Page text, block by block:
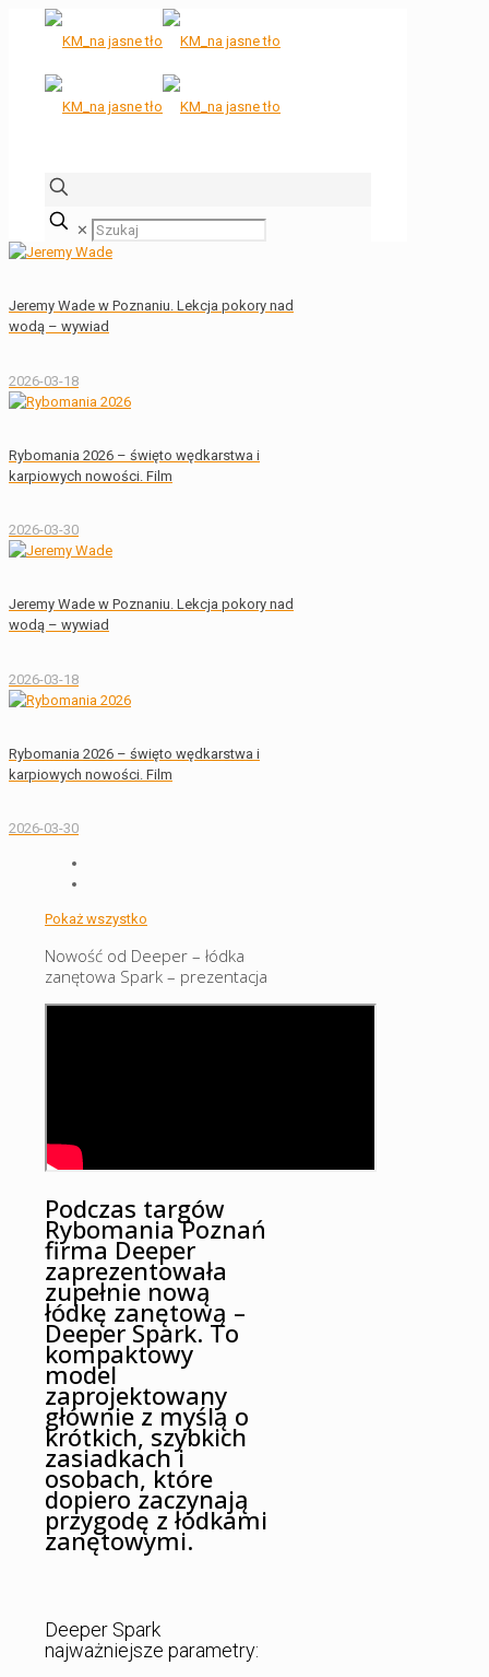
✕
Jeremy Wade w Poznaniu. Lekcja pokory nad
wodą – wywiad
2026-03-18
Rybomania 2026 – święto wędkarstwa i
karpiowych nowości. Film
2026-03-30
Jeremy Wade w Poznaniu. Lekcja pokory nad
wodą – wywiad
2026-03-18
Rybomania 2026 – święto wędkarstwa i
karpiowych nowości. Film
2026-03-30
Pokaż wszystko
Nowość od Deeper – łódka
zanętowa Spark – prezentacja
Podczas targów
Rybomania Poznań
firma Deeper
zaprezentowała
zupełnie nową
łódkę zanętową –
Deeper Spark. To
kompaktowy
model
zaprojektowany
głównie z myślą o
krótkich, szybkich
zasiadkach i
osobach, które
dopiero zaczynają
przygodę z łódkami
zanętowymi.
Deeper Spark
najważniejsze parametry: